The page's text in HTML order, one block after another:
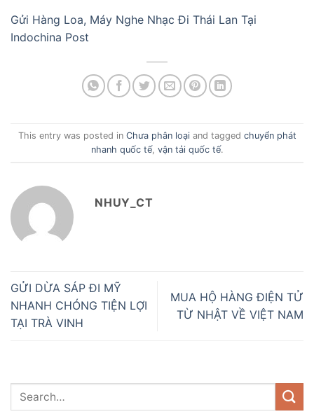
Gửi Hàng Loa, Máy Nghe Nhạc Đi Thái Lan Tại
Indochina Post
This entry was posted in Chưa phân loạiand tagged chuyển phát
nhanh quốc tế, vận tải quốc tế.
NHUY_CT
GỬI DỪA SÁP ĐI MỸ
NHANH CHÓNG TIỆN LỢI
TẠI TRÀ VINH
MUA HỘ HÀNG ĐIỆN TỬ
TỪ NHẬT VỀ VIỆT NAM